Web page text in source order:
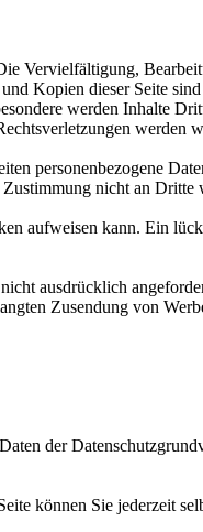
Vervielfältigung,
Kopien dieser Seite
werden Inhalte
werden
personenbezogene
nicht an Dritte
aufweisen kann. Ein
ausdrücklich
Zusendung von
der
können Sie jederzeit